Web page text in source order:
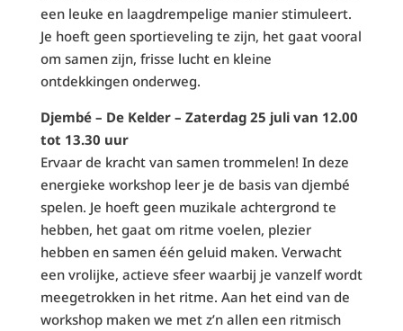
een leuke en laagdrempelige manier stimuleert.
Je hoeft geen sportieveling te zijn, het gaat vooral
om samen zijn, frisse lucht en kleine
ontdekkingen onderweg.
Djembé – De Kelder – Zaterdag 25 juli van 12.00
tot 13.30 uur
Ervaar de kracht van samen trommelen! In deze
energieke workshop leer je de basis van djembé
spelen. Je hoeft geen muzikale achtergrond te
hebben, het gaat om ritme voelen, plezier
hebben en samen één geluid maken. Verwacht
een vrolijke, actieve sfeer waarbij je vanzelf wordt
meegetrokken in het ritme. Aan het eind van de
workshop maken we met z’n allen een ritmisch